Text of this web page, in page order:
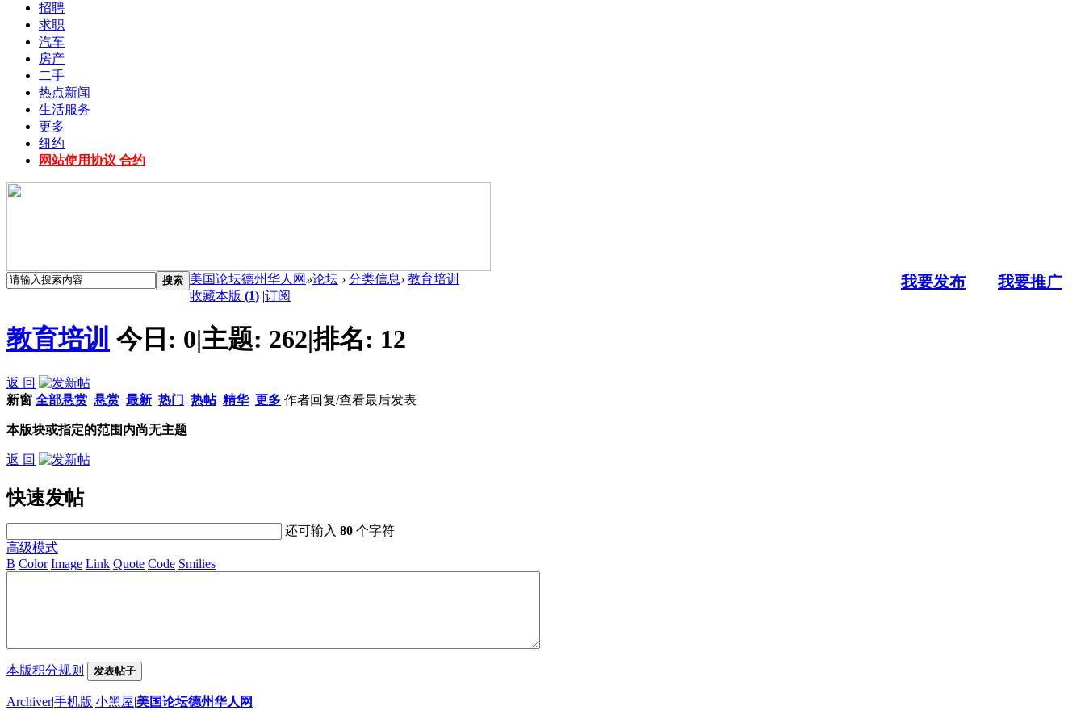
招聘
求职
汽车
房产
二手
热点新闻
生活服务
更多
纽约
网站使用协议 合约
搜索 我要发布 我要推广
美国论坛德州华人网 »论坛 › 分类信息› 教育培训
收藏本版 (1) |订阅
教育培训 今日: 0|主题: 262|排名: 12
返 回
新窗 全部悬赏 悬赏 最新 热门 热帖 精华 更多 作者回复/查看最后发表
本版块或指定的范围内尚无主题
返 回
快速发帖
还可输入80 个字符
高级模式
B Color Image Link Quote Code Smilies
本版积分规则 发表帖子
Archiver|手机版|小黑屋|美国论坛德州华人网